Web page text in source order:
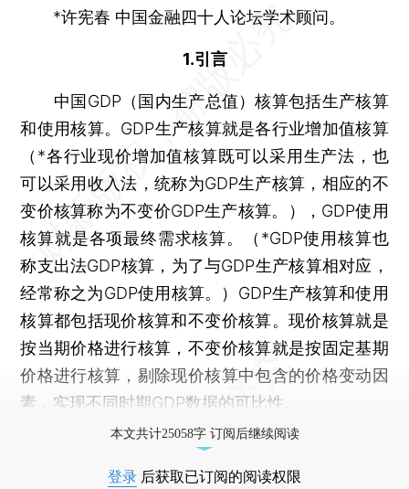
*许宪春 中国金融四十人论坛学术顾问。
1.引言
中国GDP（国内生产总值）核算包括生产核算
和使用核算。GDP生产核算就是各行业增加值核算
（*各行业现价增加值核算既可以采用生产法，也
可以采用收入法，统称为GDP生产核算，相应的不
变价核算称为不变价GDP生产核算。），GDP使用
核算就是各项最终需求核算。（*GDP使用核算也
称支出法GDP核算，为了与GDP生产核算相对应，
经常称之为GDP使用核算。）GDP生产核算和使用
核算都包括现价核算和不变价核算。现价核算就是
按当期价格进行核算，不变价核算就是按固定基期
价格进行核算，剔除现价核算中包含的价格变动因
素，实现不同时期GDP数据的可比性。
本文共计25058字 订阅后继续阅读
登录 后获取已订阅的阅读权限